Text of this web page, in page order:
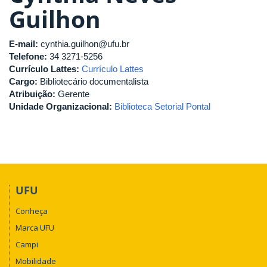
Guilhon
E-mail: cynthia.guilhon@ufu.br
Telefone: 34 3271-5256
Currículo Lattes: Currículo Lattes
Cargo: Bibliotecário documentalista
Atribuição: Gerente
Unidade Organizacional: Biblioteca Setorial Pontal
UFU
Conheça
Marca UFU
Campi
Mobilidade